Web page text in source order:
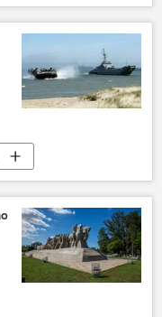
Unido
política
ameaça